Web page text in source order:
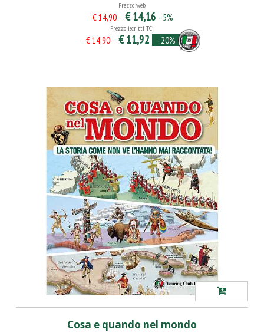
Prezzo web
€ 14,90 € 14,16 - 5%
Prezzo iscritti TCI
€ 14,90 € 11,92 - 20%
Cosa e quando nel mondo